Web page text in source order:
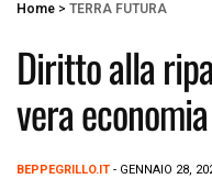
Home > TERRA FUTURA
Diritto alla
vera
BEPPEGRILLO.IT - GENNAIO 28,